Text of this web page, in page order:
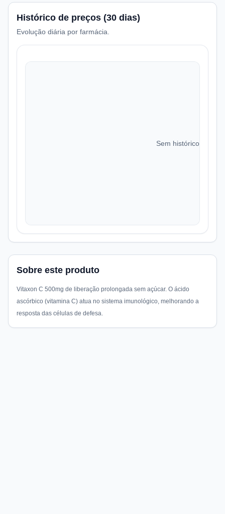
Histórico de preços (30 dias)
Evolução diária por farmácia.
Sem histórico de
Sobre este produto
Vitaxon C 500mg de liberação prolongada sem açúcar. O ácido
ascórbico (vitamina C) atua no sistema imunológico, melhorando a
resposta das células de defesa.